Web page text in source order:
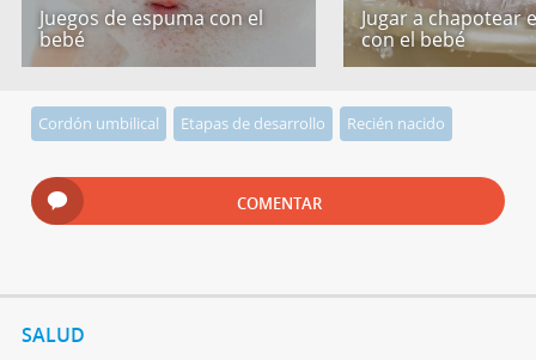
Juegos de espuma con el
bebé
Jugar a chapotear
con el bebé
Cordón umbilical Etapas de desarrollo Recién nacido
COMENTAR
SALUD